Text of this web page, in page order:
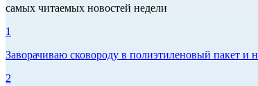
самых читаемых новостей недели
1
Заворачиваю сковороду в полиэтиленовый пакет и
2